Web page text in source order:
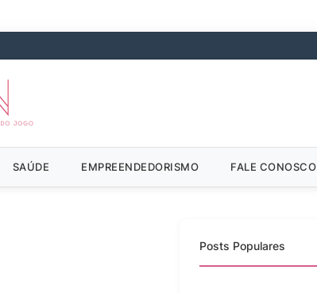
SAÚDE EMPREENDEDORISMO FALE CONOSCO
Posts Populares